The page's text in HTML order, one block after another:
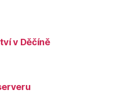
v Děčíně